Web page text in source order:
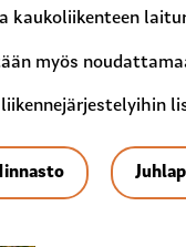
kaukoliikenteen
myös